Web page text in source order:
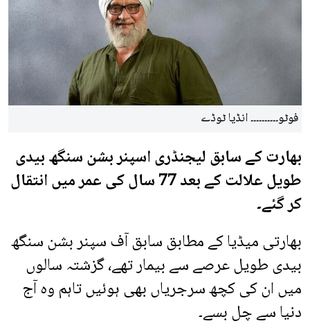
فوٹو۔۔۔۔۔۔۔۔۔۔ انڈیا ٹوڈے
بھارت کے سابق لیجنڈری اسپنر بشن سنگھ بیدی
طویل علالت کے بعد 77 سال کی عمر میں انتقال
کر گئے۔
بھارتی میڈیا کے مطابق سابق آف سپنر بشن سنگھ
بیدی طویل عرصے سے بیمار تھے، گزشتہ سالوں
میں ان کی کچھ سرجریاں بھی ہوئیں تاہم وہ آج
دنیا سے چل بسے۔